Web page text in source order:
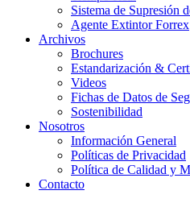
Sistema de Supresión
Agente Extintor Forrex
Archivos
Brochures
Estandarización &
Videos
Fichas de Datos de
Sostenibilidad
Nosotros
Información General
Políticas de Privacidad
Política de Calidad y
Contacto